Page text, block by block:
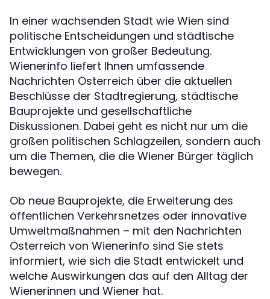
In einer wachsenden Stadt wie Wien sind
politische Entscheidungen und städtische
Entwicklungen von großer Bedeutung.
Wienerinfo liefert Ihnen umfassende
Nachrichten Österreich über die aktuellen
Beschlüsse der Stadtregierung, städtische
Bauprojekte und gesellschaftliche
Diskussionen. Dabei geht es nicht nur um die
großen politischen Schlagzeilen, sondern auch
um die Themen, die die Wiener Bürger täglich
bewegen.
Ob neue Bauprojekte, die Erweiterung des
öffentlichen Verkehrsnetzes oder innovative
Umweltmaßnahmen – mit den Nachrichten
Österreich von Wienerinfo sind Sie stets
informiert, wie sich die Stadt entwickelt und
welche Auswirkungen das auf den Alltag der
Wienerinnen und Wiener hat.